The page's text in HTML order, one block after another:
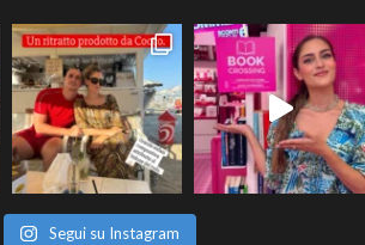
Segui su Instagram